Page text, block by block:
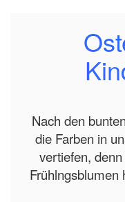
Nach den
die Farben in
vertiefen,
Frühlngsblumen